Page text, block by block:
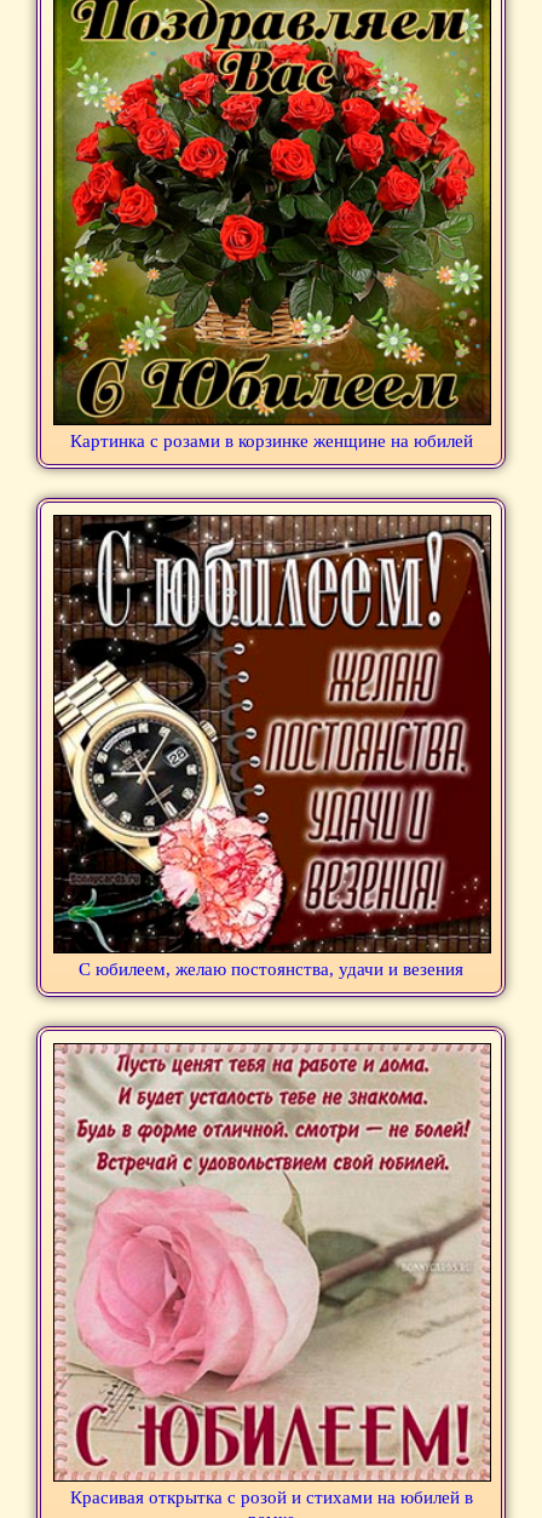
Картинка с розами в корзинке женщине на юбилей
С юбилеем, желаю постоянства, удачи и везения
Красивая открытка с розой и стихами на юбилей в